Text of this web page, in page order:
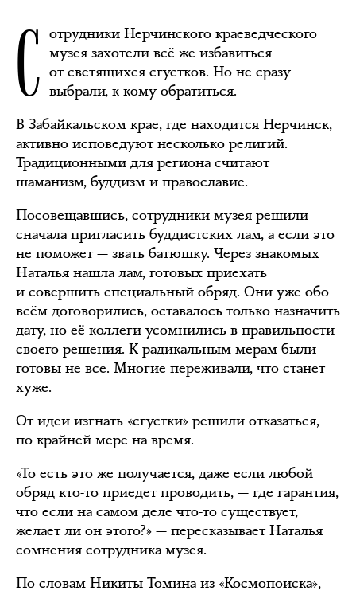
С отрудники Нерчинского краеведческого
музея захотели всё же избавиться
от светящихся сгустков. Но не сразу
выбрали, к кому обратиться.
В Забайкальском крае, где находится Нерчинск,
активно исповедуют несколько религий.
Традиционными для региона считают
шаманизм, буддизм и православие.
Посовещавшись, сотрудники музея решили
сначала пригласить буддистских лам, а если это
не поможет — звать батюшку. Через знакомых
Наталья нашла лам, готовых приехать
и совершить специальный обряд. Они уже обо
всём договорились, оставалось только назначить
дату, но её коллеги усомнились в правильности
своего решения. К радикальным мерам были
готовы не все. Многие переживали, что станет
хуже.
От идеи изгнать «сгустки» решили отказаться,
по крайней мере на время.
«То есть это же получается, даже если любой
обряд кто-то приедет проводить, — где гарантия,
что если на самом деле что-то существует,
желает ли он этого?» — пересказывает Наталья
сомнения сотрудника музея.
По словам Никиты Томина из «Космопоиска»,